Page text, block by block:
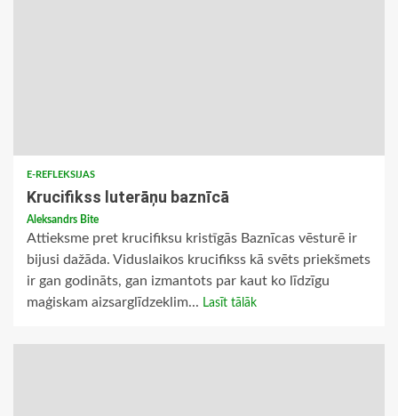
E-REFLEKSIJAS
Krucifikss luterāņu baznīcā
Aleksandrs Bite
Attieksme pret krucifiksu kristīgās Baznīcas vēsturē ir
bijusi dažāda. Viduslaikos krucifikss kā svēts priekšmets
ir gan godināts, gan izmantots par kaut ko līdzīgu
maģiskam aizsarglīdzeklim... Lasīt tālāk